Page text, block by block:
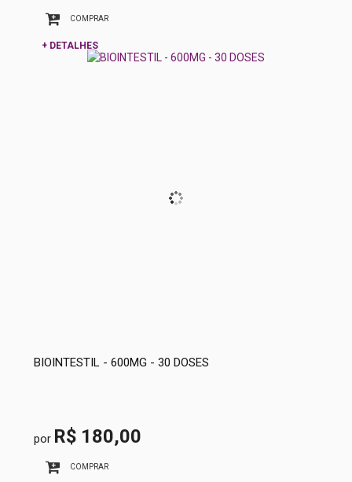
COMPRAR
+ DETALHES
BIOINTESTIL - 600MG - 30 DOSES
por R$ 180,00
COMPRAR